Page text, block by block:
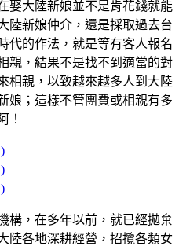
娶大陸新娘並不是肯花錢就能
陸新娘仲介，還是採取過去台
代的作法，就是等有客人報名
親，結果不是找不到適當的對
相親，以致越來越多人到大陸
娘；這樣不管團費或相親有多
！
構，在多年以前，就已經拋棄
陸各地深耕經營，招攬各類女